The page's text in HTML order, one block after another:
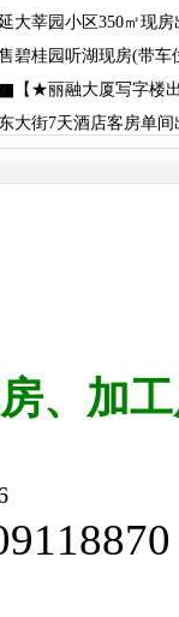
大莘园小区350㎡现房
碧桂园听湖现房(带车
【★丽融大厦写字楼
大街7天酒店客房单间
、加